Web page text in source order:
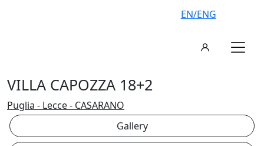
EN/ENG
VILLA CAPOZZA 18+2
Puglia - Lecce - CASARANO
Gallery